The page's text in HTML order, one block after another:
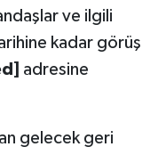
ve ilgili
kadar görüş
adresine
gelecek geri